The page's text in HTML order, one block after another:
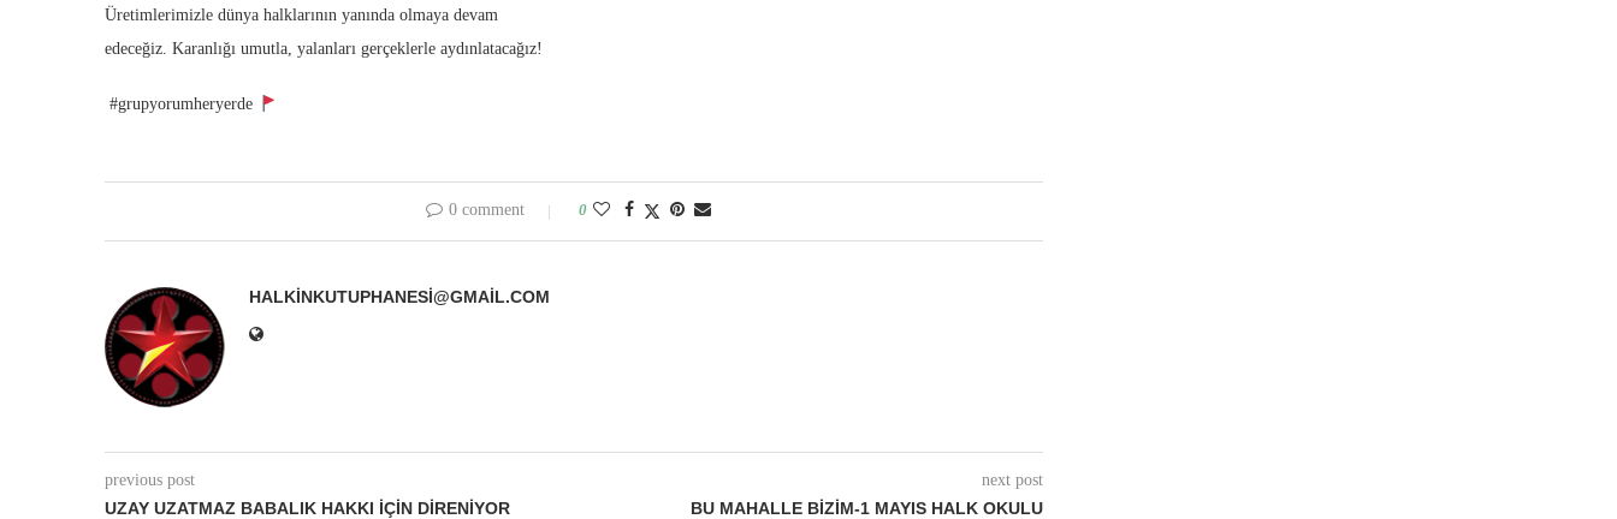
Üretimlerimizle dünya halklarının yanında olmaya devam
edeceğiz. Karanlığı umutla, yalanları gerçeklerle aydınlatacağız!
#grupyorumheryerde
0 comment 0
HALKINKUTUPHANESI@GMAIL.COM
previous post
UZAY UZATMAZ BABALIK HAKKI İÇIN DIRENIYOR
next post
BU MAHALLE BIZIM-1 MAYIS HALK OKULU